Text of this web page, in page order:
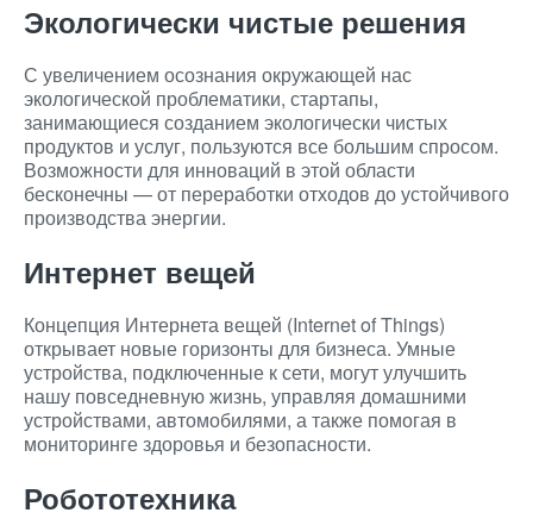
Экологически чистые решения
С увеличением осознания окружающей нас
экологической проблематики, стартапы,
занимающиеся созданием экологически чистых
продуктов и услуг, пользуются все большим спросом.
Возможности для инноваций в этой области
бесконечны — от переработки отходов до устойчивого
производства энергии.
Интернет вещей
Концепция Интернета вещей (Internet of Things)
открывает новые горизонты для бизнеса. Умные
устройства, подключенные к сети, могут улучшить
нашу повседневную жизнь, управляя домашними
устройствами, автомобилями, а также помогая в
мониторинге здоровья и безопасности.
Робототехника